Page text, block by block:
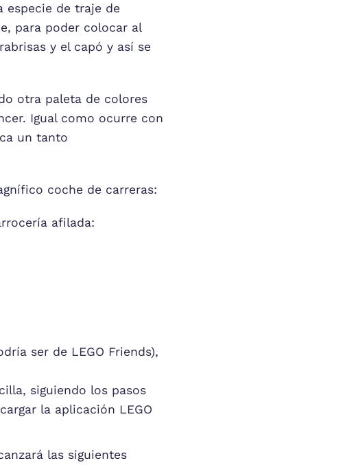
especie de traje de
para poder colocar al
y el capó y así se
otra paleta de colores
Igual como ocurre con
un tanto
coche de carreras:
afilada:
ser de LEGO Friends),
siguiendo los pasos
la aplicación LEGO
las siguientes